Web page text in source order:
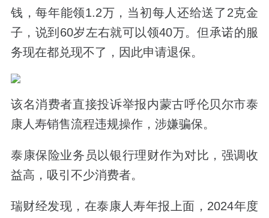
钱，每年能领1.2万，当初每人还给送了 2克金
子，说到 60岁左右就可以领40万。但承诺的服
务现在都兑现不了，因此申请退保。
该名消费者直接投诉举报内蒙古呼伦贝尔市泰
康人寿销售流程违规操作，涉嫌骗保。
泰康保险业务员以银行理财作为对比，强调收
益高，吸引不少消费者。
瑞财经发现，在泰康人寿年报上面， 2024年度